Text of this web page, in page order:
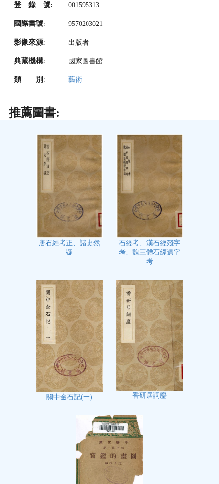
登 錄 號: 001595313
國際書號: 9570203021
影像來源: 出版者
典藏機構: 國家圖書館
類 別: 藝術
推薦圖書:
唐石經考正、諸史然
疑
石經考、漢石經殘字
考、魏三體石經遺字
考
關中金石記(一) 香研居詞麈